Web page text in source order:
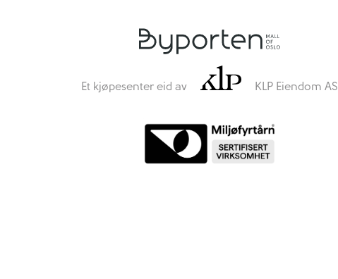
Et kjøpesenter eid av KLP Eiendom AS